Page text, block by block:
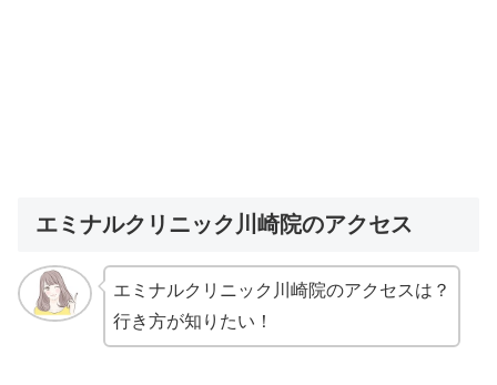
エミナルクリニック川崎院のアクセス
エミナルクリニック川崎院のアクセスは？
行き方が知りたい！